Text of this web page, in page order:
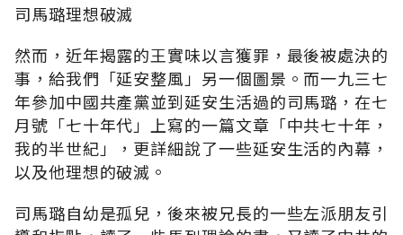
司馬璐理想破滅
然而，近年揭露的王實味以言獲罪，最後被處決的
事，給我們「延安整風」另一個圖景。而一九三七
年參加中國共產黨並到延安生活過的司馬璐，在七
月號「七十年代」上寫的一篇文章「中共七十年，
我的半世紀」，更詳細說了一些延安生活的內幕，
以及他理想的破滅。
司馬璐自幼是孤兒，後來被兄長的一些左派朋友引